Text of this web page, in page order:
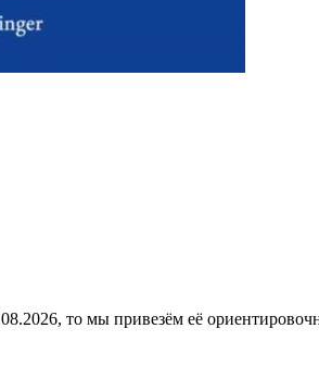
то мы привезём её